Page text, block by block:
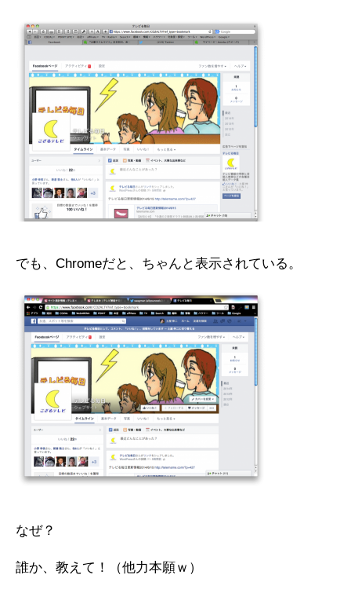
でも、Chromeだと、ちゃんと表示されている。
なぜ？
誰か、教えて！（他力本願ｗ）